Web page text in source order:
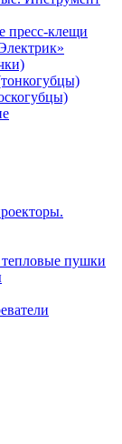
пресс-клещи
пушки